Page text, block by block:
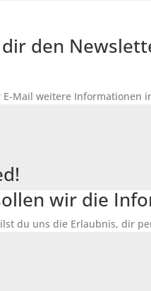
den
Mail weitere Informationen
wir die
du uns die Erlaubnis, dir